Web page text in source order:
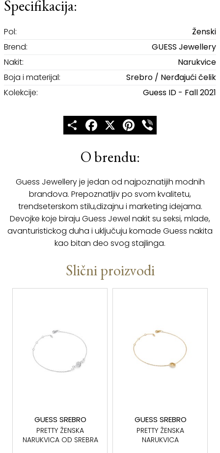
Specifikacija:
Pol:
Ženski
Brend:
GUESS Jewellery
Nakit:
Narukvice
Boja i materijal:
Srebro / Nerđajući čelik
Kolekcije:
Guess ID - Fall 2021
ShareFacebook
X Pinterest
O brendu:
Guess Jewellery je jedan od najpoznatijih modnih
brandova. Prepoznatljiv po svom kvalitetu,
trendseterskom stilu,dizajnu i marketing idejama.
Devojke koje biraju Guess Jewel nakit su seksi, mlade,
avanturistickog duha i uključuju komade Guess nakita
kao bitan deo svog stajlinga.
Slični proizvodi
GUESS SREBRO
PRETTY ŽENSKA
NARUKVICA OD SREBRA
GUESS SREBRO
PRETTY ŽENSKA
NARUKVICA